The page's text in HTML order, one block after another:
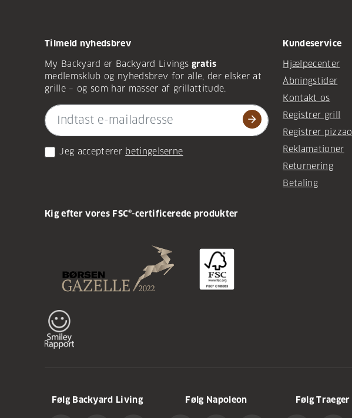
Tilmeld nyhedsbrev
My Backyard er Backyard Livings gratis
medlemsklub og nyhedsbrev for alle, der elsker at
grille – og som har masser af grillattitude.
arrow_forward
Jeg accepterer betingelserne
Kundeservice
Hjælpecenter
Åbningstider
Kontakt os
Registrer grill
Registrer
Reklamationer
Returnering
Betaling
Kig efter vores FSC®-certificerede produkter
Følg Backyard Living Følg Napoleon Følg